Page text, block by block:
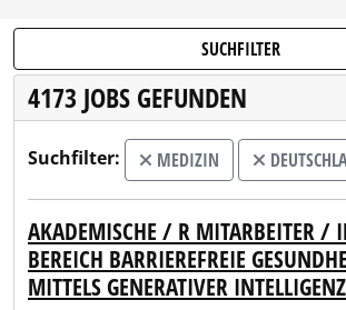
SUCHFILTER
4173 JOBS GEFUNDEN
Suchfilter: MEDIZIN
AKADEMISCHE / R MITARBEITER
BEREICH BARRIEREFREIE
MITTELS GENERATIVER INTELLIGENZ